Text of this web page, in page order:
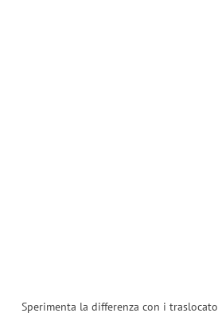
Sperimenta la differenza con i